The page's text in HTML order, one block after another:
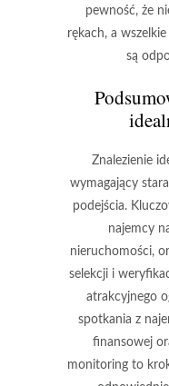
pewność, że
rękach, a
są
Znalezienie
wymagający
podejścia.
najemcy
nieruchomości,
selekcji i
atrakcyjnego
spotkania z
finansowej
monitoring to